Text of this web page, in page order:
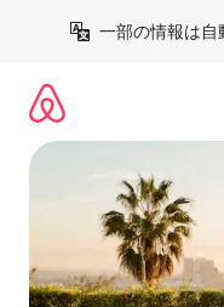
一部の情報は自